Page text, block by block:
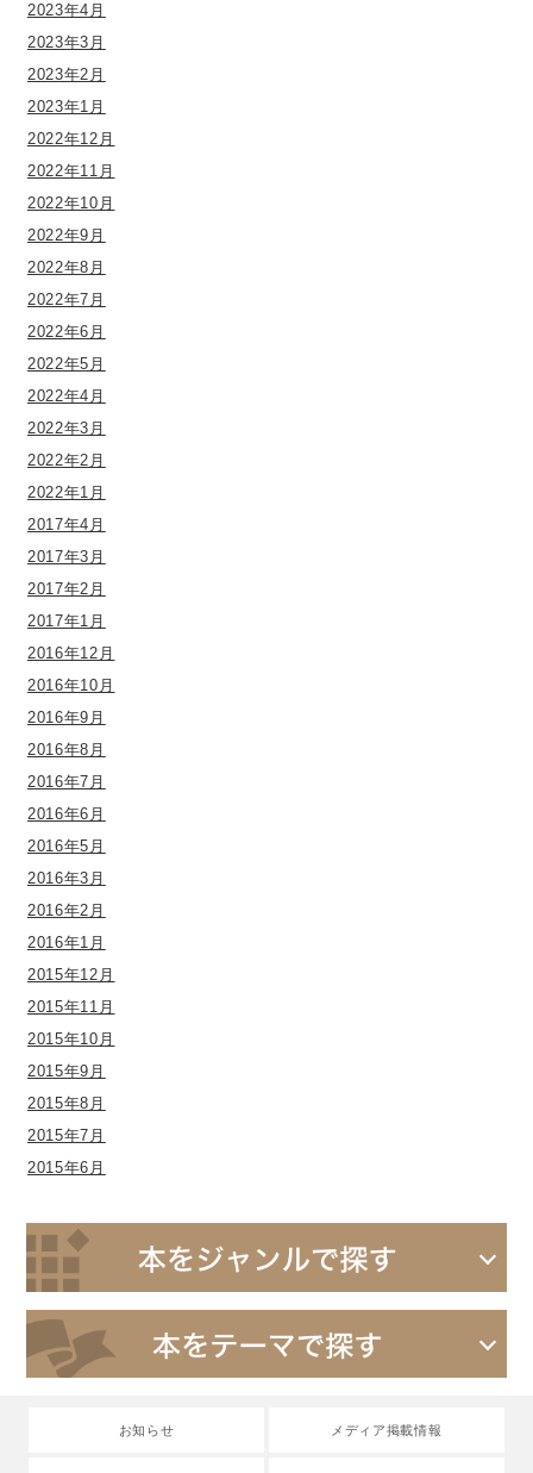
2023年4月
2023年3月
2023年2月
2023年1月
2022年12月
2022年11月
2022年10月
2022年9月
2022年8月
2022年7月
2022年6月
2022年5月
2022年4月
2022年3月
2022年2月
2022年1月
2017年4月
2017年3月
2017年2月
2017年1月
2016年12月
2016年10月
2016年9月
2016年8月
2016年7月
2016年6月
2016年5月
2016年3月
2016年2月
2016年1月
2015年12月
2015年11月
2015年10月
2015年9月
2015年8月
2015年7月
2015年6月
お知らせ メディア掲載情報